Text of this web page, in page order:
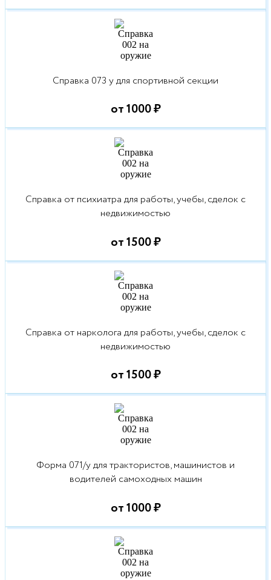
Справка 073 у для спортивной секции
от 1000 ₽
Справка от психиатра для работы, учебы, сделок с
недвижимостью
от 1500 ₽
Справка от нарколога для работы, учебы, сделок с
недвижимостью
от 1500 ₽
Форма 071/у для трактористов, машинистов и
водителей самоходных машин
от 1000 ₽